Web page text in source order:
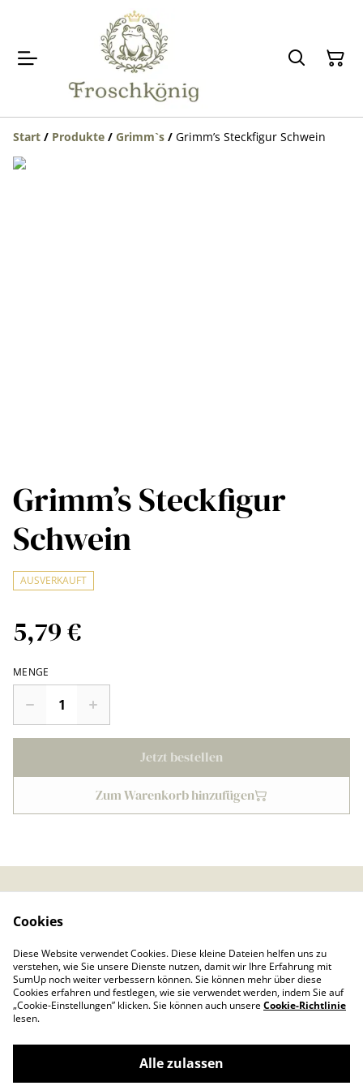
Start / Produkte / Grimm`s / Grimm’s Steckfigur Schwein
Grimm’s Steckfigur
Schwein
AUSVERKAUFT
5,79 €
MENGE
Jetzt bestellen
Zum Warenkorb hinzufügen
ngen von SumUp
Impressum
Cookies
Diese Website verwendet Cookies. Diese kleine Dateien helfen uns zu
verstehen, wie Sie unsere Dienste nutzen, damit wir Ihre Erfahrung mit
SumUp noch weiter verbessern können. Sie können mehr über diese
Cookies erfahren und festlegen, wie sie verwendet werden, indem Sie auf
„Cookie-Einstellungen” klicken. Sie können auch unsereCookie-Richtlinie
lesen.
Alle zulassen